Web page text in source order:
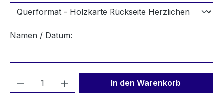
Namen / Datum:
Produkt Anzahl: Gib denIn den Warenkorb